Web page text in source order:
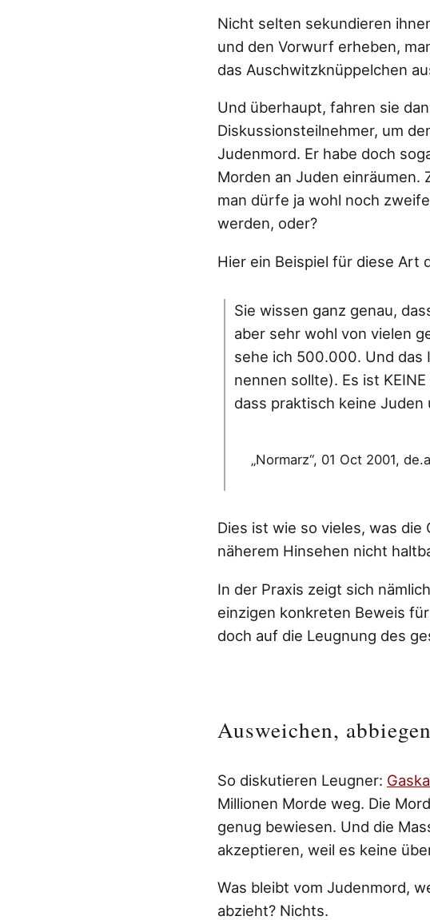
Nicht selten sekundieren
und den Vorwurf erheben,
das Auschwitzknüppelchen
Und überhaupt, fahren sie
Diskussionsteilnehmer, um
Judenmord. Er habe doch
Morden an Juden
man dürfe ja wohl noch
werden, oder?
Hier ein Beispiel für diese Art
Sie wissen ganz genau,
aber sehr wohl von vielen
sehe ich 500.000. Und das
nennen sollte). Es ist
dass praktisch keine Juden
„Normarz“, 01 Oct 2001,
Dies ist wie so vieles, was
näherem Hinsehen nicht
In der Praxis zeigt sich
einzigen konkreten Beweis
doch auf die Leugnung des
Ausweichen,
So diskutieren Leugner:
Millionen Morde weg. Die
genug bewiesen. Und die
akzeptieren, weil es keine
Was bleibt vom Judenmord,
abzieht? Nichts.